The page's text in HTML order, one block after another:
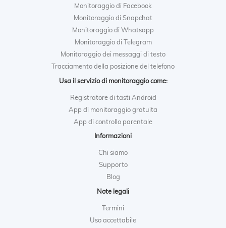
Monitoraggio di Facebook
Monitoraggio di Snapchat
Monitoraggio di Whatsapp
Monitoraggio di Telegram
Monitoraggio dei messaggi di testo
Tracciamento della posizione del telefono
Usa il servizio di monitoraggio come:
Registratore di tasti Android
App di monitoraggio gratuita
App di controllo parentale
Informazioni
Chi siamo
Supporto
Blog
Note legali
Termini
Uso accettabile